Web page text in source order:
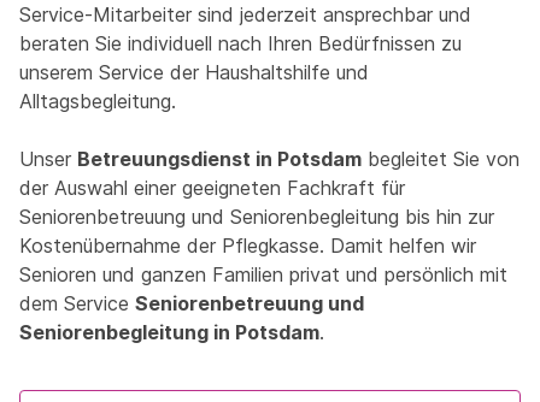
Service-Mitarbeiter sind jederzeit ansprechbar und
beraten Sie individuell nach Ihren Bedürfnissen zu
unserem Service der Haushaltshilfe und
Alltagsbegleitung.
Unser Betreuungsdienst in Potsdam begleitet Sie von
der Auswahl einer geeigneten Fachkraft für
Seniorenbetreuung und Seniorenbegleitung bis hin zur
Kostenübernahme der Pflegkasse. Damit helfen wir
Senioren und ganzen Familien privat und persönlich mit
dem Service Seniorenbetreuung und
Seniorenbegleitung in Potsdam.